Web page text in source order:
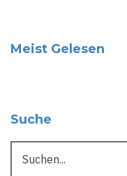
Meist Gelesen
Suche